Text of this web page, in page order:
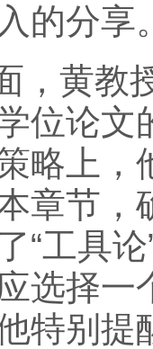
的分享
，黄教
位论文
略上，
章节，
“工具
选择一
特别提